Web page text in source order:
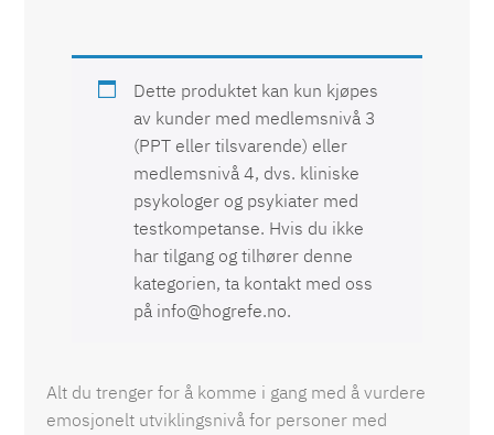
Dette produktet kan kun kjøpes
av kunder med medlemsnivå 3
(PPT eller tilsvarende) eller
medlemsnivå 4, dvs. kliniske
psykologer og psykiater med
testkompetanse. Hvis du ikke
har tilgang og tilhører denne
kategorien, ta kontakt med oss
på info@hogrefe.no.
Alt du trenger for å komme i gang med å vurdere
emosjonelt utviklingsnivå for personer med